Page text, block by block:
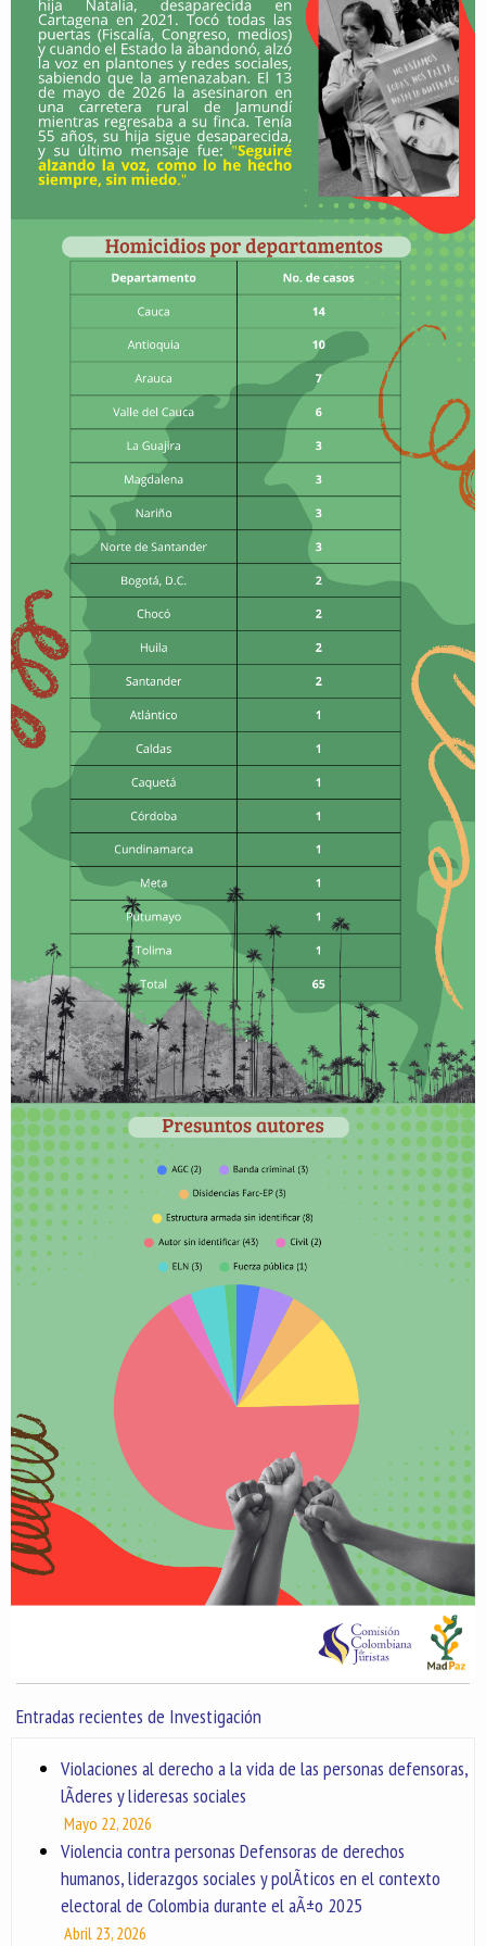
Entradas recientes de Investigación
Violaciones al derecho a la vida de las personas defensoras,
lÃ­deres y lideresas sociales
Mayo 22, 2026
Violencia contra personas Defensoras de derechos
humanos, liderazgos sociales y polÃ­ticos en el contexto
electoral de Colombia durante el aÃ±o 2025
Abril 23, 2026